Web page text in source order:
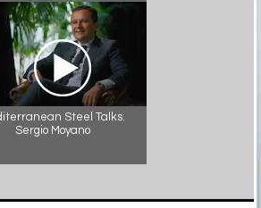
Steel Talks:
Sergio Moyano